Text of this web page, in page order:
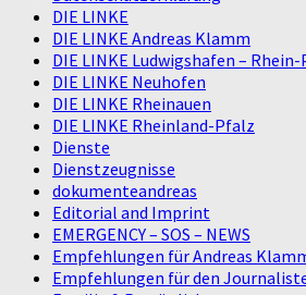
DIE LINKE
DIE LINKE Andreas Klamm
DIE LINKE Ludwigshafen –
DIE LINKE Neuhofen
DIE LINKE Rheinauen
DIE LINKE Rheinland-Pfalz
Dienste
Dienstzeugnisse
dokumenteandreas
Editorial and Imprint
EMERGENCY – SOS – NEWS
Empfehlungen für Andreas
Empfehlungen für den